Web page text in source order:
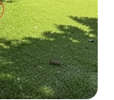
tudo muito
lhe iluminando
e muito,